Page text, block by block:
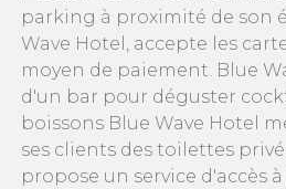
parking à proximité de son
Wave Hotel, accepte les
moyen de paiement. Blue
d'un bar pour déguster
boissons Blue Wave Hotel
ses clients des toilettes
propose un service d'accès